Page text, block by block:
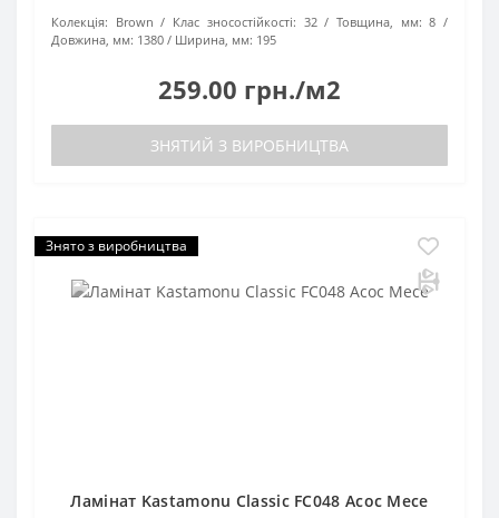
Колекція: Brown Клас зносостійкості: 32 Товщина, мм: 8
Довжина, мм: 1380 Ширина, мм: 195
259.00 грн./м2
ЗНЯТИЙ З ВИРОБНИЦТВА
Знято з виробництва
Ламінат Kastamonu Classic FC048 Асос Месе